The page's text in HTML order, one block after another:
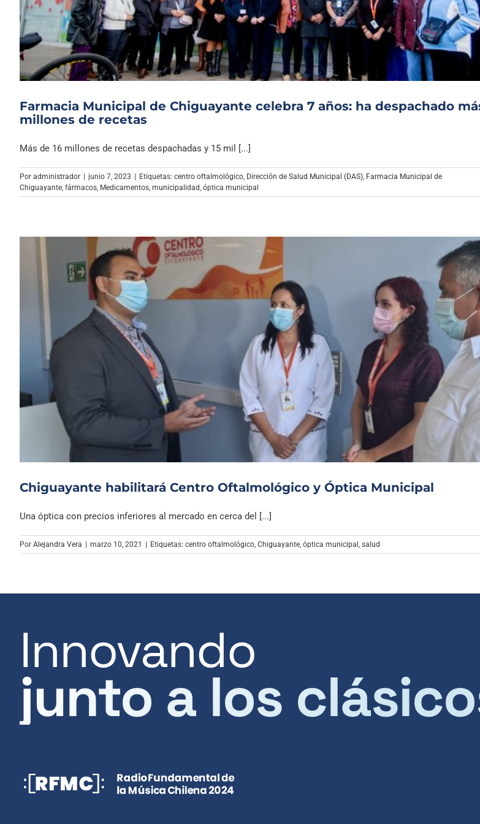
Archivo Sonoro
Farmacia Municipal de Chiguayante celebra 7 años: ha despachado
millones de recetas
Más de 16 millones de recetas despachadas y 15 mil [...]
Por administrador junio 7, 2023 Etiquetas: centro oftalmológico, Dirección de Salud Municipal (DAS), Farmacia Municipal de
Chiguayante, fármacos, Medicamentos, municipalidad, óptica municipal
Chiguayante habilitará Centro Oftalmológico y Óptica Municipal
Una óptica con precios inferiores al mercado en cerca del [...]
Por Alejandra Vera marzo 10, 2021 Etiquetas: centro oftalmológico, Chiguayante, óptica municipal , salud
Innovando
junto a los